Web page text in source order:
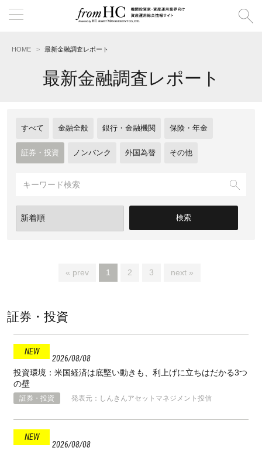
HOME 最新金融調査レポート
最新金融調査レポート
すべて 金融全般 銀行・金融機関 保険・年金
証券・投資 ノンバンク 外国為替 その他
« prev 1 2 3 next »
証券・投資
2026 08 08
投資環境：米国経済は底堅い動きも、利上げに立ちはだかる3つ
の壁
証券・投資 発表元：しんきんアセットマネジメント投信
2026 08 08